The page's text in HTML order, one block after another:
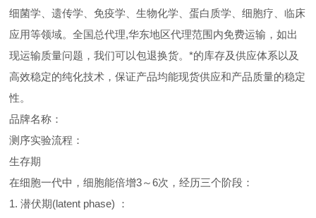
细菌学、遗传学、免疫学、生物化学、蛋白质学、细胞疗、临床
应用等领域。全国总代理,华东地区代理范围内免费运输，如出
现运输质量问题，我们可以包退换货。*的库存及供应体系以及
高效稳定的纯化技术，保证产品均能现货供应和产品质量的稳定
性。
品牌名称：
测序实验流程：
生存期
在细胞一代中，细胞能倍增3～6次，经历三个阶段：
1. 潜伏期(latent phase) ：